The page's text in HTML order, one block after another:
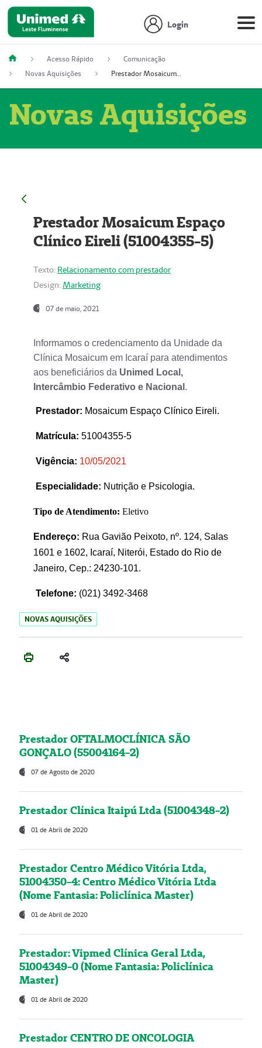
Login
Acesso Rápido
Comunicação
Novas Aquisições
Prestador Mosaicum Espaço Clínico Eireli (51004355-5)
Novas Aquisições
Prestador Mosaicum Espaço
Clínico Eireli (51004355-5)
Texto: Relacionamento com prestador
Design: Marketing
07 de maio, 2021
Informamos o credenciamento da Unidade da
Clínica Mosaicum em Icaraí para atendimentos
aos beneficiários da Unimed Local,
Intercâmbio Federativo e Nacional .
Prestador: Mosaicum Espaço Clínico Eireli.
Matrícula: 51004355-5
Vigência: 10/05/2021
Especialidade: Nutrição e Psicologia.
Tipo de Atendimento: Eletivo
Endereço: Rua Gavião Peixoto, nº. 124, Salas
1601 e 1602, Icaraí, Niterói, Estado do Rio de
Janeiro, Cep.: 24230-101.
Telefone: (021) 3492-3468
NOVAS AQUISIÇÕES
Prestador OFTALMOCLÍNICA SÃO
GONÇALO (55004164-2)
07 de Agosto de 2020
Prestador Clínica Itaipú Ltda (51004348-2)
01 de Abril de 2020
Prestador Centro Médico Vitória Ltda,
51004350-4: Centro Médico Vitória Ltda
(Nome Fantasia: Policlínica Master)
01 de Abril de 2020
Prestador: Vipmed Clínica Geral Ltda,
51004349-0 (Nome Fantasia: Policlínica
Master)
01 de Abril de 2020
Prestador CENTRO DE ONCOLOGIA